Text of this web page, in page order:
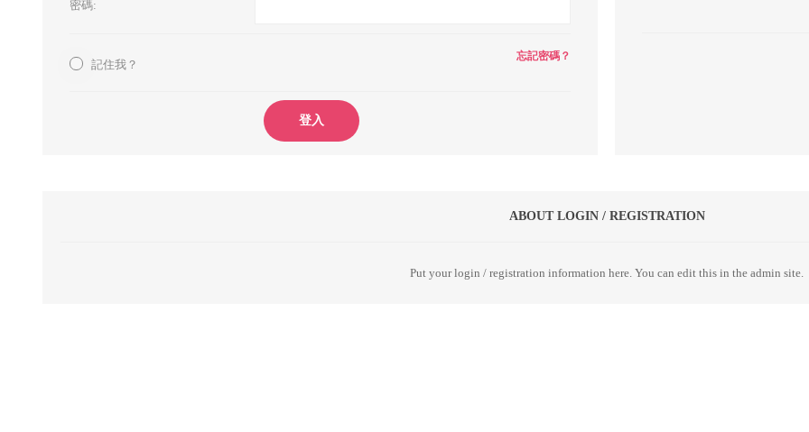
密碼:
記住我？
忘記密碼？
登入
ABOUT LOGIN / REGISTRATION
Put your login / registration information here. You can edit this in the admin site.